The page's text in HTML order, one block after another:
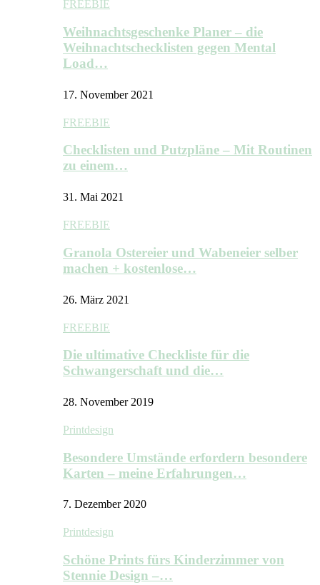
FREEBIE
Weihnachtsgeschenke Planer – die
Weihnachtschecklisten gegen Mental
Load…
17. November 2021
FREEBIE
Checklisten und Putzpläne – Mit Routinen
zu einem…
31. Mai 2021
FREEBIE
Granola Ostereier und Wabeneier selber
machen + kostenlose…
26. März 2021
FREEBIE
Die ultimative Checkliste für die
Schwangerschaft und die…
28. November 2019
Printdesign
Besondere Umstände erfordern besondere
Karten – meine Erfahrungen…
7. Dezember 2020
Printdesign
Schöne Prints fürs Kinderzimmer von
Stennie Design –…